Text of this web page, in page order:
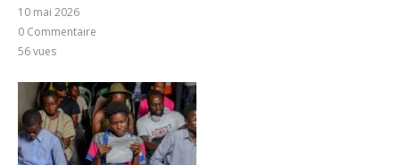
10 mai 2026
0 Commentaire
56vues